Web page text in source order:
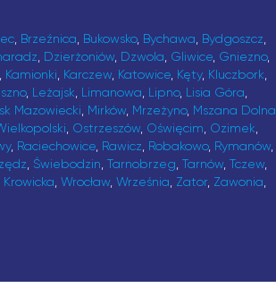
, Brzeźnica Bukowsko, Bychawa Bydgoszcz
Dzierżoniów, Dzwola Gliwice, Gniezno,
Kamionki Karczew Katowice Kęty, Kluczbork
, Leżajsk Limanowa Lipno, Lisia Góra
Mazowiecki Mirków, Mrzeżyno, Mszana Dolna
Ostrzeszów, Oświęcim Ozimek
, Raciechowice, Rawicz Robakowo, Rymanów,
Świebodzin Tarnobrzeg Tarnów, Tczew,
Krowicka Wrocław Września Zator Zawonia